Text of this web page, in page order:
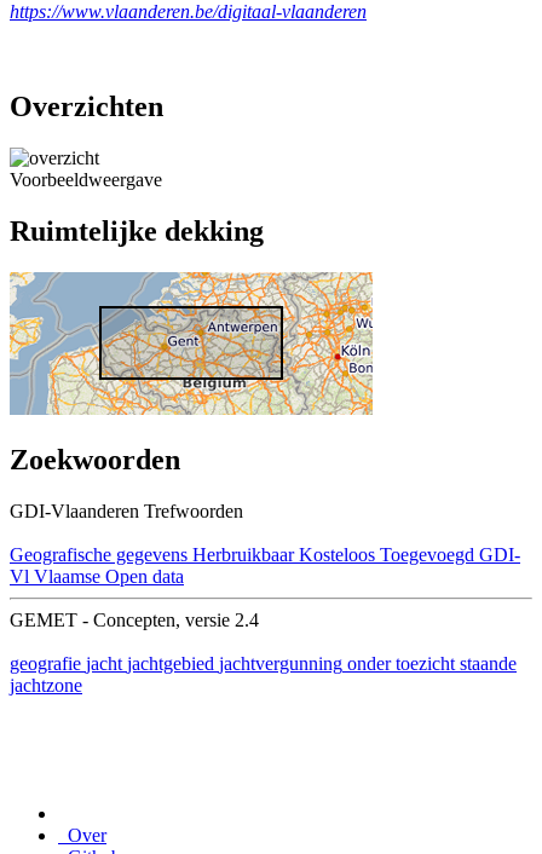
https://www.vlaanderen.be/digitaal-vlaanderen
Overzichten
Voorbeeldweergave
Ruimtelijke dekking
Zoekwoorden
GDI-Vlaanderen Trefwoorden
Geografische gegevens Herbruikbaar Kosteloos Toegevoegd GDI-
Vl Vlaamse Open data
GEMET - Concepten, versie 2.4
geografie jacht jachtgebied jachtvergunning onder toezicht staande
jachtzone
Over